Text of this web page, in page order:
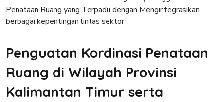
Penguatan Kordinasi Penataan
Ruang di Wilayah Provinsi
Kalimantan Timur serta